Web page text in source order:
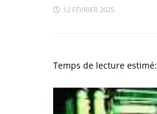
12 FÉVRIER 2025
Temps de lecture estimé: